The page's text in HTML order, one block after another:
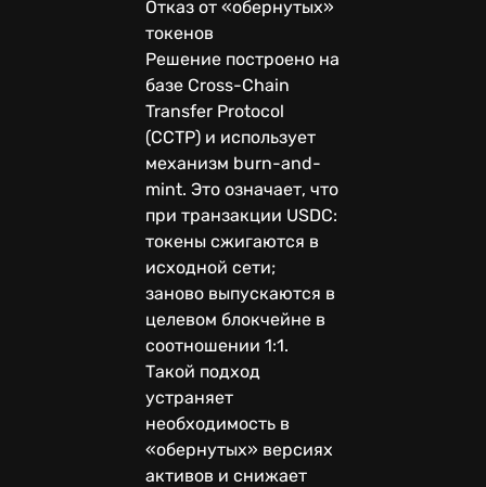
Отказ от «обернутых»
токенов
Решение построено на
базе Cross-Chain
Transfer Protocol
(CCTP) и использует
механизм burn-and-
mint. Это означает, что
при транзакции USDC:
токены сжигаются в
исходной сети;
заново выпускаются в
целевом блокчейне в
соотношении 1:1.
Такой подход
устраняет
необходимость в
«обернутых» версиях
активов и снижает